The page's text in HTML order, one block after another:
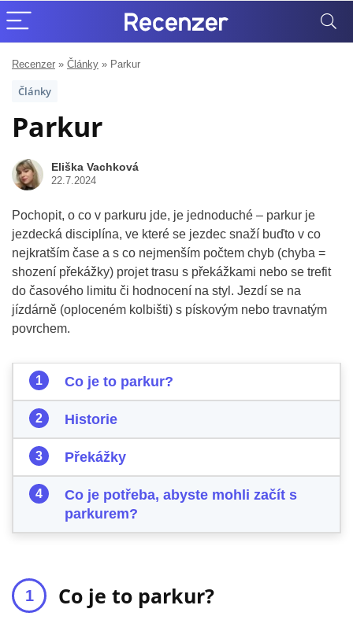
Recenzer » Články » Parkur
Články
Parkur
Eliška Vachková
22.7.2024
Pochopit, o co v parkuru jde, je jednoduché – parkur je
jezdecká disciplína, ve které se jezdec snaží buďto v co
nejkratším čase a s co nejmenším počtem chyb (chyba =
shození překážky) projet trasu s překážkami nebo se trefit
do časového limitu či hodnocení na styl. Jezdí se na
jízdárně (oploceném kolbišti) s pískovým nebo travnatým
povrchem.
Co je to parkur?
Historie
Překážky
Co je potřeba, abyste mohli začít s
parkurem?
Co je to parkur?